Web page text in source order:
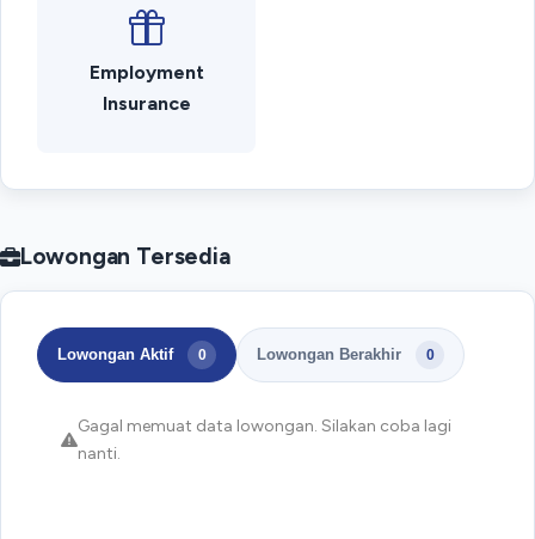
Employment
Insurance
Lowongan Tersedia
Lowongan Aktif 0 Lowongan Berakhir 0
Gagal memuat data lowongan. Silakan coba lagi
nanti.